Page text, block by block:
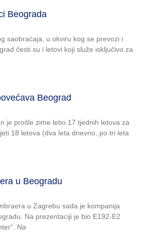
Beograda
saobraćaja, u okviru kog se prevozi i
česti su i letovi koji služe isključivo za
Beograd
je prošle zime letio 17 tjednih letova za
18 letova (dva leta dnevno, po tri leta
u Beogradu
u Zagrebu sada je kompanija
Na prezentaciji je bio E192-E2
Na